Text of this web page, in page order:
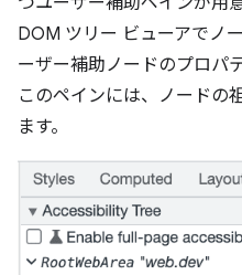
DOM ツリー ビューアでノ
ーザー補助ノードのプロパ
このペインには、ノードの
ます。